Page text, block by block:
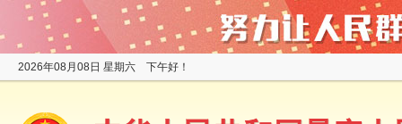
2026年08月08日 星期六 下午好！